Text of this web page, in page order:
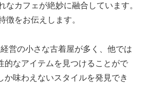
なカフェが絶妙に融合しています。
徴をお伝えします。
営の小さな古着屋が多く、他では
的なアイテムを見つけることがで
か味わえないスタイルを発見でき